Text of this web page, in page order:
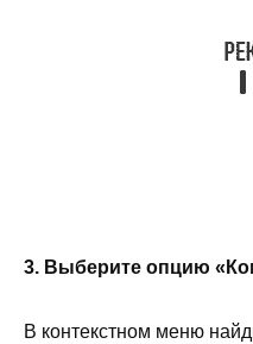
3. Выберите опцию
В контекстном меню